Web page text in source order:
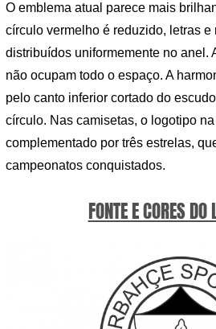
O emblema atual parece mais
círculo vermelho é reduzido, letras e
distribuídos uniformemente no anel.
não ocupam todo o espaço. A
pelo canto inferior cortado do
círculo. Nas camisetas, o logotipo
complementado por três estrelas,
campeonatos conquistados.
FONTE E CORES DO